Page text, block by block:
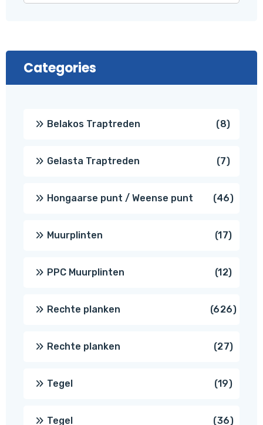
Categories
Belakos Traptreden 88
Gelasta Traptreden 77
Hongaarse punt / Weense punt 4646
Muurplinten 1717
PPC Muurplinten 1212
Rechte planken 626626
Rechte planken 2727
Tegel 1919
Tegel 3636